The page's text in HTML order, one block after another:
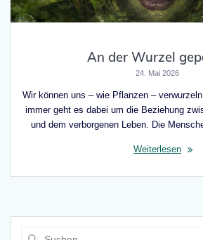
An der Wurzel
24. Mai 2026
Wir können uns – wie Pflanzen –
immer geht es dabei um die Beziehung
und dem verborgenen Leben. Die
Weiterlesen